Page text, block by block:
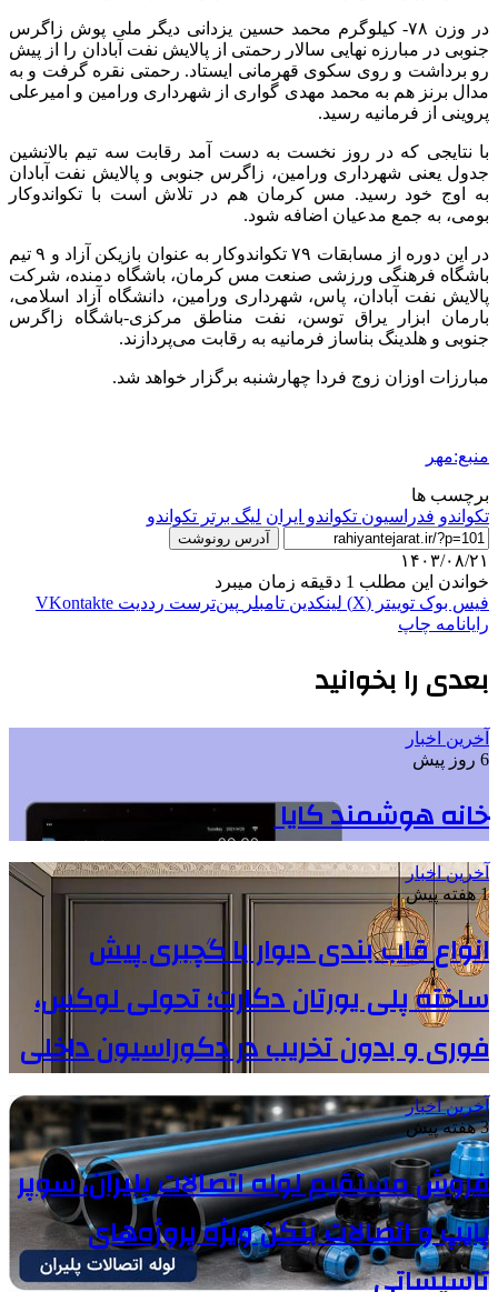
در وزن ۷۸- کیلوگرم محمد حسین یزدانی دیگر ملی پوش زاگرس
جنوبی در مبارزه نهایی سالار رحمتی از پالایش نفت آبادان را از پیش
رو برداشت و روی سکوی قهرمانی ایستاد. رحمتی نقره گرفت و به
مدال برنز هم به محمد مهدی گواری از شهرداری ورامین و امیرعلی
پروینی از فرمانیه رسید.
با نتایجی که در روز نخست به دست آمد رقابت سه تیم بالانشین
جدول یعنی شهرداری ورامین، زاگرس جنوبی و پالایش نفت آبادان
به اوج خود رسید. مس کرمان هم در تلاش است با تکواندوکار
بومی، به جمع مدعیان اضافه شود.
در این دوره از مسابقات ۷۹ تکواندوکار به عنوان بازیکن آزاد و ۹ تیم
باشگاه فرهنگی ورزشی صنعت مس کرمان، باشگاه دمنده، شرکت
پالایش نفت آبادان، پاس، شهرداری ورامین، دانشگاه آزاد اسلامی،
بارمان ابزار یراق توسن، نفت مناطق مرکزی-باشگاه زاگرس
جنوبی و هلدینگ بناساز فرمانیه به رقابت می‌پردازند.
مبارزات اوزان زوج فردا چهارشنبه برگزار خواهد شد.
منبع:مهر
برچسب ها
تکواندو فدراسیون تکواندو ایران لیگ برتر تکواندو
آدرس رونوشت
۱۴۰۳/۰۸/۲۱
خواندن این مطلب 1 دقیقه زمان میبرد
فیس بوک توییتر (X) لینکدین ‫تامبلر ‫پین‌ترست ‫رددیت ‫VKontakte
رایانامه چاپ
بعدی را بخوانید
آخرین اخبار
6 روز پیش
خانه هوشمند کایا
آخرین اخبار
1 هفته پیش
انواع قاب بندی دیوار با گچبری پیش
ساخته پلی یورتان دکارت؛ تحولی لوکس،
فوری و بدون تخریب در دکوراسیون داخلی
آخرین اخبار
3 هفته پیش
فروش مستقیم لوله اتصالات پلیران، سوپر
پایپ و اتصالات بنکن ویژه پروژه‌های
تاسیساتی